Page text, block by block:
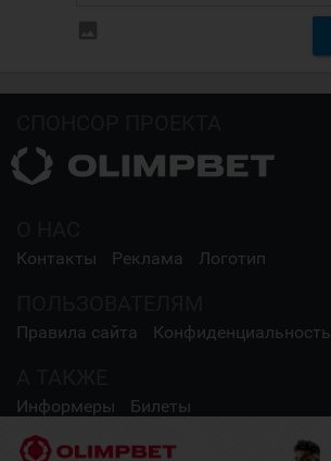
Контакты Реклама Логотип
Правила сайта Конфиденциальность
Информеры Билеты
СОЦИАЛЬНЫЕ СЕТИ